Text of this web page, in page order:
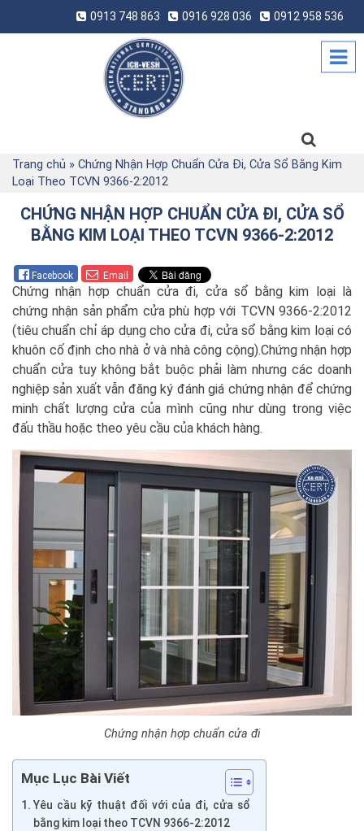
0913 748 863 0916 928 036 0912 958 536
Trang chủ » Chứng Nhận Hợp Chuẩn Cửa Đi, Cửa Sổ Bằng Kim
Loại Theo TCVN 9366-2:2012
CHỨNG NHẬN HỢP CHUẨN CỬA ĐI, CỬA SỔ
BẰNG KIM LOẠI THEO TCVN 9366-2:2012
Facebook Email
Chứng nhận hợp chuẩn cửa đi, cửa sổ bằng kim loại là
chứng nhận sản phẩm cửa phù hợp với TCVN 9366-2:2012
(tiêu chuẩn chỉ áp dụng cho cửa đi, cửa sổ bằng kim loại có
khuôn cố định cho nhà ở và nhà công cộng).Chứng nhận hợp
chuẩn cửa tuy không bắt buộc phải làm nhưng các doanh
nghiệp sản xuất vẫn đăng ký đánh giá chứng nhận để chứng
minh chất lượng cửa của mình cũng như dùng trong việc
đấu thầu hoặc theo yêu cầu của khách hàng.
Chứng nhận hợp chuẩn cửa đi
Mục Lục Bài Viết
Yêu cầu kỹ thuật đối với của đi, cửa sổ
bằng kim loại theo TCVN 9366-2:2012